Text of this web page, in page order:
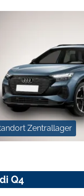
Zentrallager
Q4